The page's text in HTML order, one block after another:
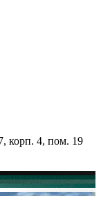
корп. 4, пом. 19